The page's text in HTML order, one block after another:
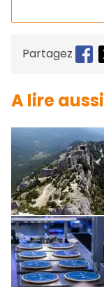
Partagez
A lire aussi